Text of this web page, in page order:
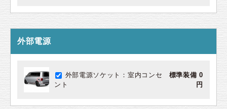
外部電源
外部電源ソケット：室内コンセ
ント
標準装備 0
円